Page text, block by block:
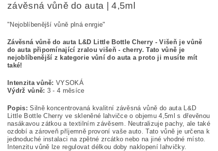
závěsná vůně do auta | 4,5ml
"Nejoblíbenější vůně plná enrgie"
Závěsná vůně do auta L&D Little Bottle Cherry - Višeň je vůně
do auta připomínající zralou višeň - cherry. Tato vůně je
nejoblíbenější z kategorie vůní do auta a proto ji musíte mít
také!
Intenzita vůně:VYSOKÁ
Výdrž vůně: 3 - 4 měsíce
Popis: Silně koncentrovaná kvalitní závěsná vůně do auta L&D
Little Bottle Cherry ve skleněné lahvičce o objemu 4,5ml s dřevěnou
nasákavou zátkou a textilním závěsem. Neutralizuje pachy, ale také
ozdobí a zároveň příjemně provoní vaše auto. Tato vůně je určena k
jednoduché instalaci na zpětné zrcátko nebo na jiné vhodné místo.
Intenzitu vůně lze regulovat délkou doby naklopení lahvičky.